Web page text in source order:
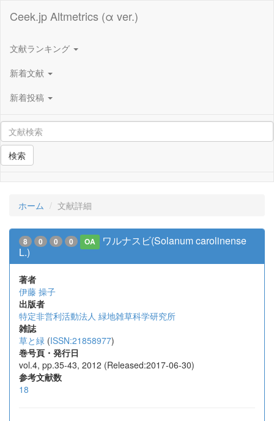
Ceek.jp Altmetrics (α ver.)
文献ランキング
新着文献
新着投稿
検索
ホーム 文献詳細
8 0 0 0 OA
ワルナスビ(Solanum carolinense
L.)
著者
伊藤 操子
出版者
特定非営利活動法人 緑地雑草科学研究所
雑誌
草と緑 (ISSN:21858977)
巻号頁・発行日
vol.4, pp.35-43, 2012 (Released:2017-06-30)
参考文献数
18